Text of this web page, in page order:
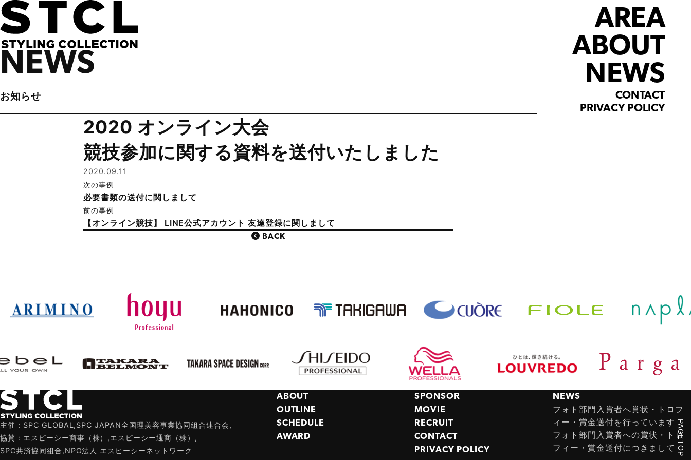
AREA
ABOUT
NEWS
CONTACT
PRIVACY POLICY
NEWS
お知らせ
2020 オンライン大会
競技参加に関する資料を送付いたしました
2020.09.11
次の事例
必要書類の送付に関しまして
前の事例
【オンライン競技】 LINE公式アカウント 友達登録に関しまして
BACK
主催：SPC GLOBAL,SPC JAPAN全国理美容事業協同組合連合会,
協賛：エスピーシー商事（株）,エスピーシー通商（株）,
SPC共済協同組合,NPO法人 エスピーシーネットワーク
ABOUT
OUTLINE
SCHEDULE
AWARD
SPONSOR
MOVIE
RECRUIT
CONTACT
PRIVACY POLICY
NEWS
フォト部門入賞者へ賞状・トロフ
ィー・賞金送付を行っています
フォト部門入賞者への賞状・トロ
フィー・賞金送付につきまして PAGETOP